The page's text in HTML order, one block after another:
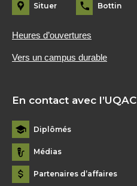
Situer Bottin
Heures d’ouvertures
Vers un campus durable
En contact avec l’UQAC
Diplômés
Médias
Partenaires d’affaires